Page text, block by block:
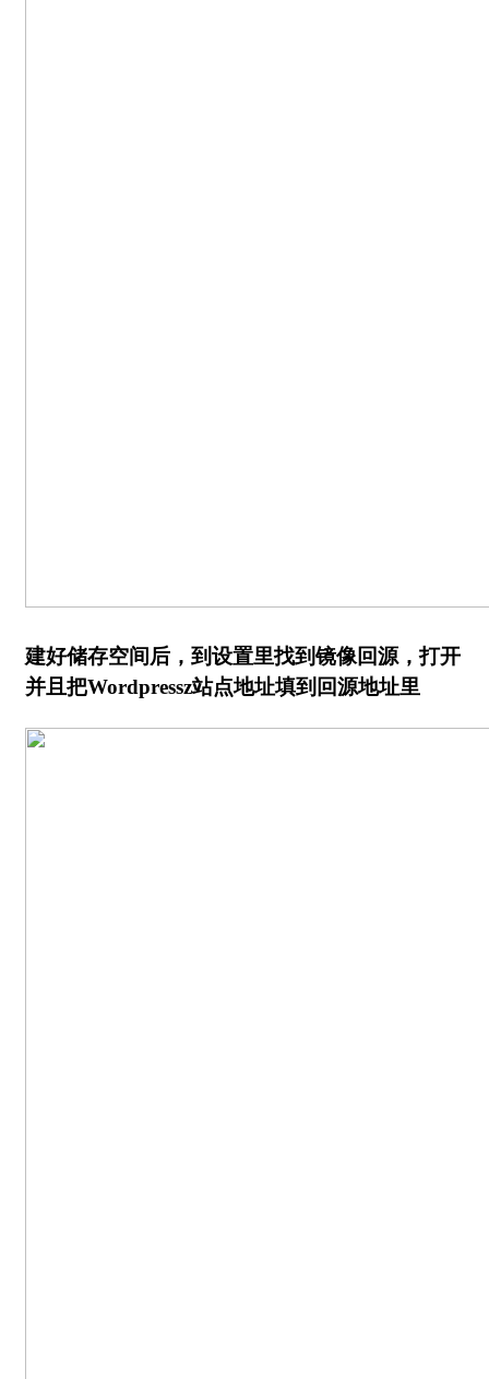
建好储存空间后，到设置里找到镜像回源，打开
并且把Wordpressz站点地址填到回源地址里